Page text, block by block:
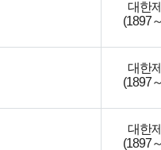
대한
(1897
대한
(1897
대한
(1897